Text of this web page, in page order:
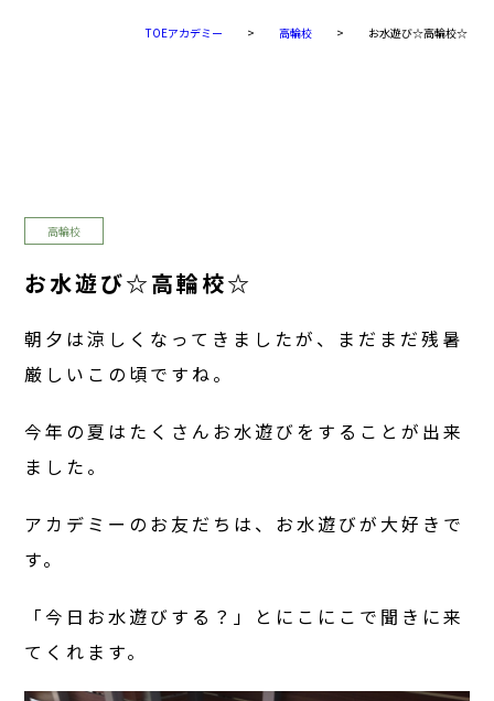
TOEアカデミー > 高輪校 > お水遊び☆高輪校☆
高輪校
お水遊び☆高輪校☆
朝夕は涼しくなってきましたが、まだまだ残暑
厳しいこの頃ですね。
今年の夏はたくさんお水遊びをすることが出来
ました。
アカデミーのお友だちは、お水遊びが大好きで
す。
「今日お水遊びする？」とにこにこで聞きに来
てくれます。